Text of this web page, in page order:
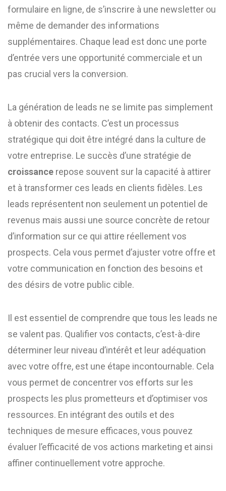
formulaire en ligne, de s’inscrire à une newsletter ou
même de demander des informations
supplémentaires. Chaque lead est donc une porte
d’entrée vers une opportunité commerciale et un
pas crucial vers la conversion.
La génération de leads ne se limite pas simplement
à obtenir des contacts. C’est un processus
stratégique qui doit être intégré dans la culture de
votre entreprise. Le succès d’une stratégie de
croissance repose souvent sur la capacité à attirer
et à transformer ces leads en clients fidèles. Les
leads représentent non seulement un potentiel de
revenus mais aussi une source concrète de retour
d’information sur ce qui attire réellement vos
prospects. Cela vous permet d’ajuster votre offre et
votre communication en fonction des besoins et
des désirs de votre public cible.
Il est essentiel de comprendre que tous les leads ne
se valent pas. Qualifier vos contacts, c’est-à-dire
déterminer leur niveau d’intérêt et leur adéquation
avec votre offre, est une étape incontournable. Cela
vous permet de concentrer vos efforts sur les
prospects les plus prometteurs et d’optimiser vos
ressources. En intégrant des outils et des
techniques de mesure efficaces, vous pouvez
évaluer l’efficacité de vos actions marketing et ainsi
affiner continuellement votre approche.